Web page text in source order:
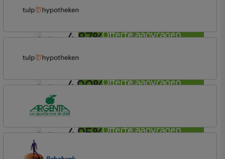
Offerte aanvragen
4,87%
Offerte aanvragen
Tulp Riant Hypotheek
annuiteit
4,90%
Offerte aanvragen
Tulp Riant Hypotheek
annuiteit
4,95%
Tulp Hypotheken
Tulp Compleet Hypotheken
annuiteit
Argenta
Hypotheek